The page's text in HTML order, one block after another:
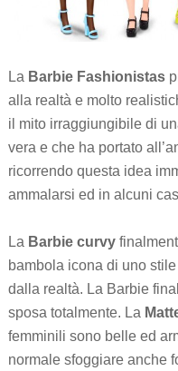
La Barbie Fashionistas
alla realtà e molto
il mito irraggiungibile di
vera e che ha portato
ricorrendo questa idea
ammalarsi ed in alcuni
La Barbie curvy
bambola icona di uno
dalla realtà. La Barbie
sposa totalmente. La
femminili sono belle ed
normale sfoggiare anche